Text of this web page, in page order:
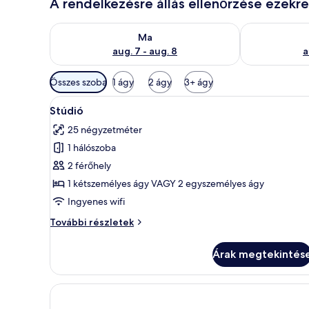
Ma
aug. 7 - aug. 8
A ma esti rendelkezésre állás ellenőrzése: aug. 7 -
A holnapi
Szobákhoz
rendelkezésre
álló
szűrők
Összes szoba 1 ágy 2 ágy 3+ ágy
A
következő
szoba
összes
képének
megtekintése:
Stúdió
Stúdió | Egyiptomi pamut
5
Stúdió
25 négyzetméter
1 hálószoba
2 férőhely
1 kétszemélyes ágy VAGY 2 egyszemélyes ágy
Ingyenes wifi
További részletek
Stúdió
Árak